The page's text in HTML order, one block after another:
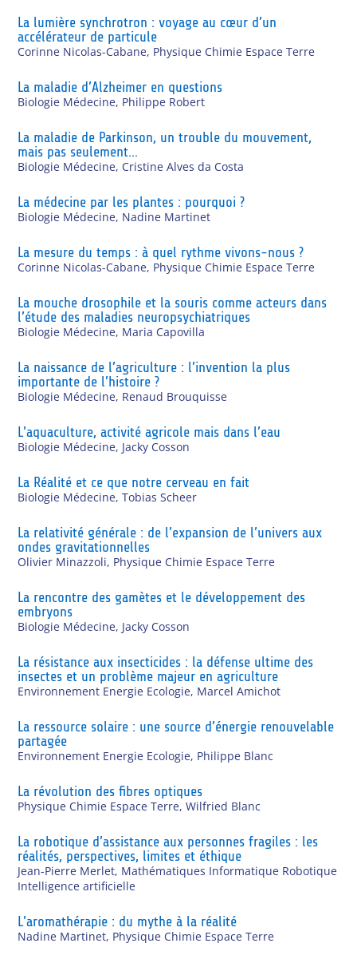
La lumière synchrotron : voyage au cœur d’un
accélérateur de particule
Corinne Nicolas-Cabane, Physique Chimie Espace Terre
La maladie d’Alzheimer en questions
Biologie Médecine, Philippe Robert
La maladie de Parkinson, un trouble du mouvement,
mais pas seulement…
Biologie Médecine, Cristine Alves da Costa
La médecine par les plantes : pourquoi ?
Biologie Médecine, Nadine Martinet
La mesure du temps : à quel rythme vivons-nous ?
Corinne Nicolas-Cabane, Physique Chimie Espace Terre
La mouche drosophile et la souris comme acteurs dans
l’étude des maladies neuropsychiatriques
Biologie Médecine, Maria Capovilla
La naissance de l’agriculture : l’invention la plus
importante de l’histoire ?
Biologie Médecine, Renaud Brouquisse
L’aquaculture, activité agricole mais dans l’eau
Biologie Médecine, Jacky Cosson
La Réalité et ce que notre cerveau en fait
Biologie Médecine,Tobias Scheer
La relativité générale : de l’expansion de l’univers aux
ondes gravitationnelles
Olivier Minazzoli, Physique Chimie Espace Terre
La rencontre des gamètes et le développement des
embryons
Biologie Médecine, Jacky Cosson
La résistance aux insecticides : la défense ultime des
insectes et un problème majeur en agriculture
Environnement Energie Ecologie, Marcel Amichot
La ressource solaire : une source d’énergie renouvelable
partagée
Environnement Energie Ecologie, Philippe Blanc
La révolution des fibres optiques
Physique Chimie Espace Terre,Wilfried Blanc
La robotique d’assistance aux personnes fragiles : les
réalités, perspectives, limites et éthique
Jean-Pierre Merlet, Mathématiques Informatique Robotique
Intelligence artificielle
L’aromathérapie : du mythe à la réalité
Nadine Martinet, Physique Chimie Espace Terre